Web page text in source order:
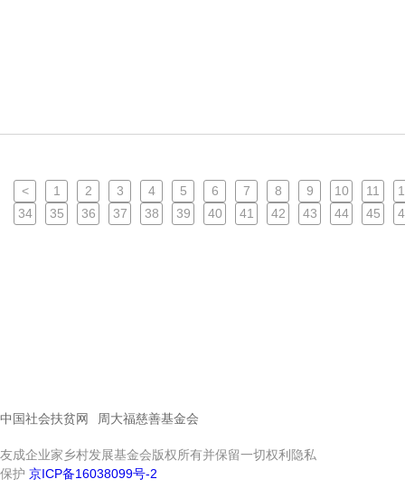
< 1 2 3 4 5 6 7 8 9 10 11
34
35 36 37 38 39 40 41 42 43 44 45
中国社会扶贫网 周大福慈善基金会
友成企业家乡村发展基金会版权所有并保留一切权利隐私
保护 京ICP备16038099号-2